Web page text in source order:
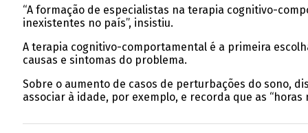
“A formação de especialistas na terapia cognitivo-
inexistentes no país”, insistiu.
A terapia cognitivo-comportamental é a primeira
causas e sintomas do problema.
Sobre o aumento de casos de perturbações do sono,
associar à idade, por exemplo, e recorda que as